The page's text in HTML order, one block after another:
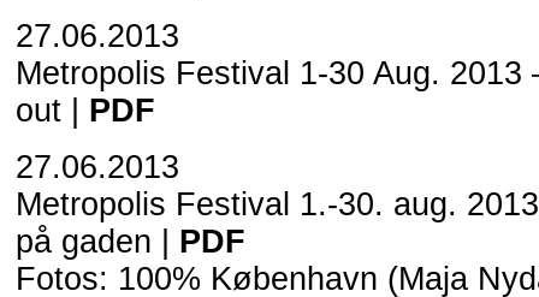
27.06.2013
Metropolis Festival 1-30 Aug. 2013
out | PDF
27.06.2013
Metropolis Festival 1.-30. aug.
på gaden | PDF
Fotos: 100% København (Maja